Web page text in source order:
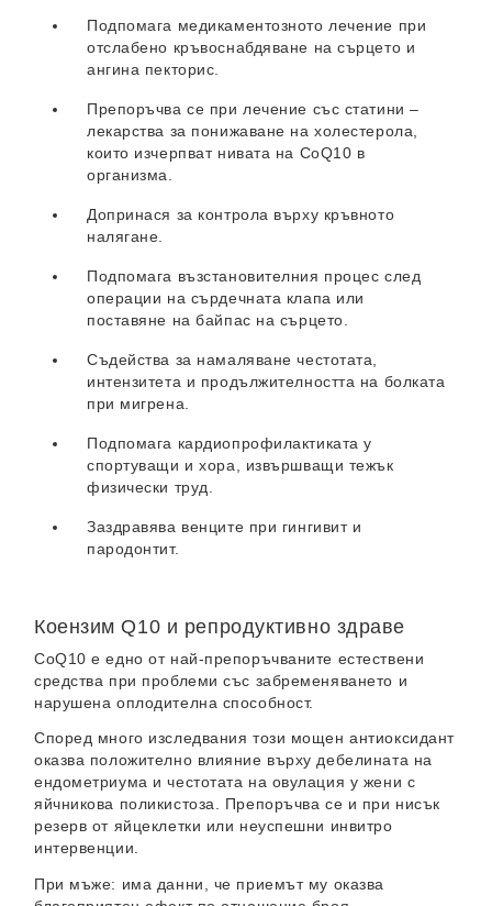
Подпомага медикаментозното лечение при
отслабено кръвоснабдяване на сърцето и
ангина пекторис.
Препоръчва се при лечение със статини –
лекарства за понижаване на холестерола,
които изчерпват нивата на CoQ10 в
организма.
Допринася за контрола върху кръвното
налягане.
Подпомага възстановителния процес след
операции на сърдечната клапа или
поставяне на байпас на сърцето.
Съдейства за намаляване честотата,
интензитета и продължителността на болката
при мигрена.
Подпомага кардиопрофилактиката у
спортуващи и хора, извършващи тежък
физически труд.
Заздравява венците при гингивит и
пародонтит.
Коензим Q10 и репродуктивно здраве
CoQ10 е едно от най-препоръчваните естествени
средства при проблеми със забременяването и
нарушена оплодителна способност.
Според много изследвания този мощен антиоксидант
оказва положително влияние върху дебелината на
ендометриума и честотата на овулация у жени с
яйчникова поликистоза. Препоръчва се и при нисък
резерв от яйцеклетки или неуспешни инвитро
интервенции.
При мъже: има данни, че приемът му оказва